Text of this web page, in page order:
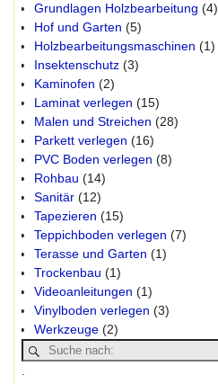
Grundlagen Holzbearbeitung (4)
Hof und Garten (5)
Holzbearbeitungsmaschinen (1)
Insektenschutz(3)
Kaminofen (2)
Laminat verlegen (15)
Malen und Streichen (28)
Parkett verlegen (16)
PVC Boden verlegen (8)
Rohbau (14)
Sanitär(12)
Tapezieren (15)
Teppichboden verlegen (7)
Terasse und Garten (1)
Trockenbau (1)
Videoanleitungen (1)
Vinylboden verlegen (3)
Werkzeuge(2)
.